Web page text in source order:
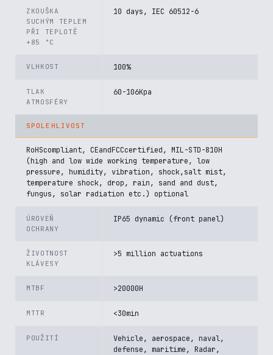
ZKOUŠKA
SUCHÝM TEPLEM
PŘI TEPLOTĚ
+85 °C
10 days, IEC 60512-6
VLHKOST 100%
TLAK
ATMOSFÉRY
60-106Kpa
SPOLEHLIVOST
RoHScompliant, CEandFCCcertified, MIL-STD-810H
(high and low wide working temperature, low
pressure, humidity, vibration, shock,salt mist,
temperature shock, drop, rain, sand and dust,
fungus, solar radiation etc.) optional
ÚROVEŇ
OCHRANY
IP65 dynamic (front panel)
ŽIVOTNOST
KLÁVESY
>5 million actuations
MTBF >20000H
MTTR <30min
POUŽITÍ
Vehicle, aerospace, naval,
defense, maritime, Radar,